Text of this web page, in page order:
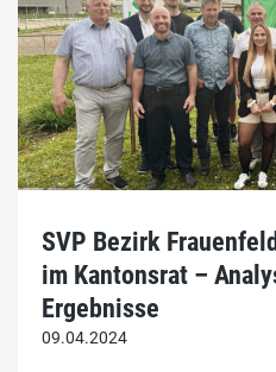
SVP Bezirk
im Kantonsrat –
Ergebnisse
09.04.2024